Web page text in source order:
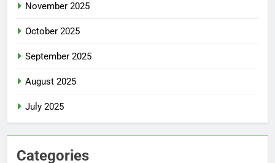
November 2025
October 2025
September 2025
August 2025
July 2025
Categories